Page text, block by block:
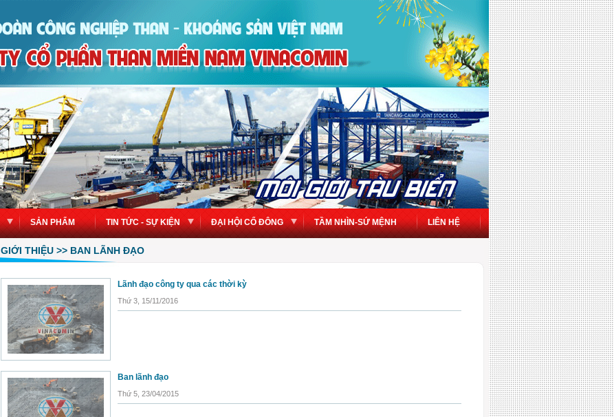
SẢN PHẨM TIN TỨC - SỰ KIỆN ĐẠI HỘI CỔ ĐÔNG TẦM NHÌN-SỨ MỆNH LIÊN HỆ
GIỚI THIỆU >> BAN LÃNH ĐẠO
Lãnh đạo công ty qua các thời kỳ
Thứ 3, 15/11/2016
Ban lãnh đạo
Thứ 5, 23/04/2015